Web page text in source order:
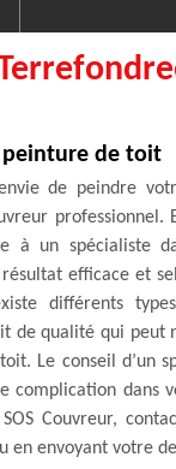
peinture de toit
de peindre
professionnel.
à un spécialiste
efficace et
différents
de qualité qui peut
Le conseil d’un
complication dans
Couvreur,
en envoyant votre